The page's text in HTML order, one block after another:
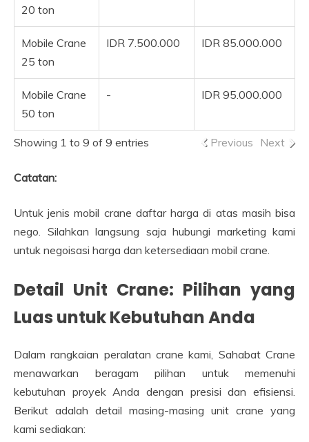
20 ton
Mobile Crane
25 ton
IDR 7.500.000 IDR 85.000.000
Mobile Crane
50 ton
- IDR 95.000.000
Showing 1 to 9 of 9 entries Previous Next
Catatan:
Untuk jenis mobil crane daftar harga di atas masih bisa
nego. Silahkan langsung saja hubungi marketing kami
untuk negoisasi harga dan ketersediaan mobil crane.
Detail Unit Crane: Pilihan yang
Luas untuk Kebutuhan Anda
Dalam rangkaian peralatan crane kami, Sahabat Crane
menawarkan beragam pilihan untuk memenuhi
kebutuhan proyek Anda dengan presisi dan efisiensi.
Berikut adalah detail masing-masing unit crane yang
kami sediakan: